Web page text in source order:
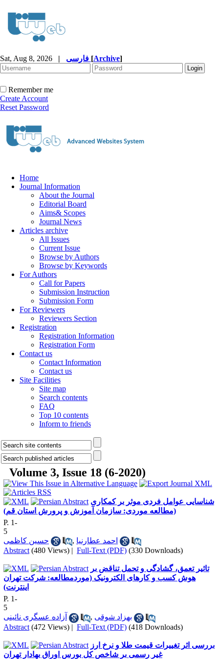
Sat, Aug 8, 2026 | [Archive]
Remember me
Create Account
Reset Password
Home
Journal Information
About the Journal
Editorial Board
Aims& Scopes
Journal News
Articles archive
All Issues
Current Issue
Browse by Authors
Browse by Keywords
For Authors
Call for Papers
Submission Instruction
Submission Form
For Reviewers
Reviewers Section
Registration
Registration Information
Registration Form
Contact us
Contact Information
Contact us
Site Facilities
Site map
Search contents
FAQ
Top 10 contents
Inform to friends
Volume 3, Issue 18 (6-2020)
شناسایی عوامل فردی موثر بر کمکاری
(مطالعه موردی: سازمان آموزش و پرورش استان قم)
P. 1-
5
حسین کاظمی
, احمد عطارنیا
Abstract (480 Views) | Full-Text (PDF) (330 Downloads)
تاثیر تعمق، گشادگی و تحمل تناقض بر
هوش کسب و کارهای الکترونیک (موردمطالعه: شرکت تهران
اینترنت)
P. 1-
5
آزاده عسگری نائینی
, بهزاد شوقی
Abstract (472 Views) | Full-Text (PDF) (418 Downloads)
بررسی اثر تغییرات قیمت طلا و نرخ ارز
غیر رسمی بر شاخص کل بورس اوراق بهادار تهران